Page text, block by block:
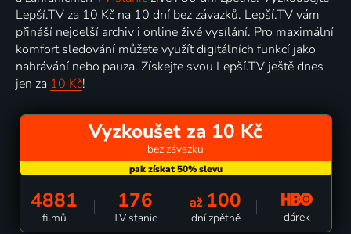
Lepší.TV za 10 Kč na 10 dní bez závazků. Lepší.TV vám
přináší nejdelší archiv i online živé vysílání. Pro maximální
komfort sledování můžete využít digitálních funkcí jako
nahrávání nebo pauza. Získejte svou Lepší.TV ještě dnes
jen za 10 Kč!
Vyzkoušet za 10 Kč
bez závazku
4881
filmů
176
TV stanic
až 100
dní zpětně dárek